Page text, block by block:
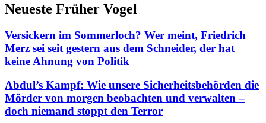
Neueste Früher Vogel
Versickern im Sommerloch? Wer meint, Friedrich
Merz sei seit gestern aus dem Schneider, der hat
keine Ahnung von Politik
Abdul’s Kampf: Wie unsere Sicherheitsbehörden die
Mörder von morgen beobachten und verwalten –
doch niemand stoppt den Terror